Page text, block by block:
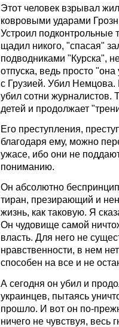
Этот человек взрывал
ковровыми ударами
Устроил подконтрольные
щадил никого, "спасая"
подводниками "Курска",
отпуска, ведь просто
с Грузией. Убил
убил сотни журналистов.
детей и продолжает
Его преступления,
благодаря ему, можно
ужасе, ибо они не
пониманию.
Он абсолютно
тиран, презирающий и
жизнь, как таковую. Я
Он чудовище самой
власть. Для него не
нравственности, в нем
способен на все и не
А сегодня он убил и
украинцев, пытаясь
прошло. И вот он по-
ничего не чувствуя, весь